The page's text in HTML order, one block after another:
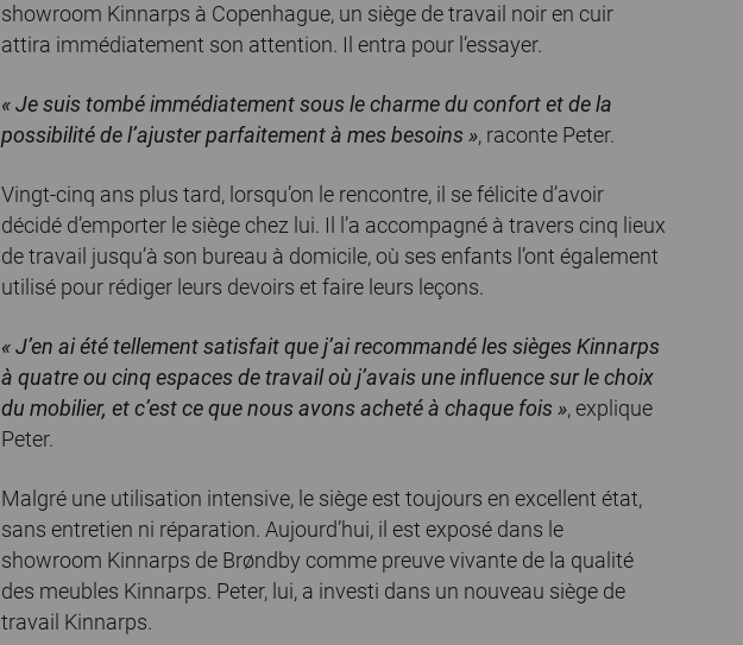
showroom Kinnarps à Copenhague, un siège de travail noir en cuir
attira immédiatement son attention. Il entra pour l’essayer.
« Je suis tombé immédiatement sous le charme du confort et de la
possibilité de l’ajuster parfaitement à mes besoins », raconte Peter.
Vingt-cinq ans plus tard, lorsqu’on le rencontre, il se félicite d’avoir
décidé d’emporter le siège chez lui. Il l’a accompagné à travers cinq lieux
de travail jusqu’à son bureau à domicile, où ses enfants l’ont également
utilisé pour rédiger leurs devoirs et faire leurs leçons.
« J’en ai été tellement satisfait que j’ai recommandé les sièges Kinnarps
à quatre ou cinq espaces de travail où j’avais une influence sur le choix
du mobilier, et c’est ce que nous avons acheté à chaque fois », explique
Peter.
Malgré une utilisation intensive, le siège est toujours en excellent état,
sans entretien ni réparation. Aujourd’hui, il est exposé dans le
showroom Kinnarps de Brøndby comme preuve vivante de la qualité
des meubles Kinnarps. Peter, lui, a investi dans un nouveau siège de
travail Kinnarps.